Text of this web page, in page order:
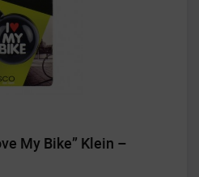
My Bike” Klein –